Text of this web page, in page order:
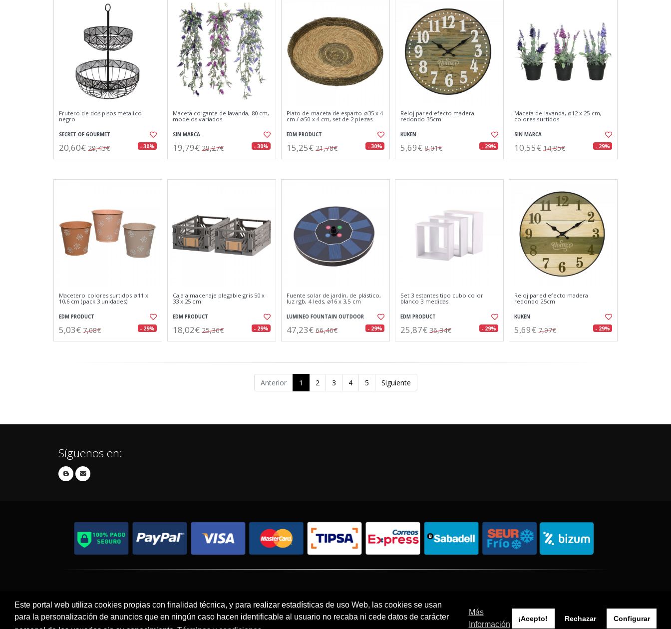
Este portal web utiliza cookies propias con finalidad técnica, y para realizar estadísticas de uso Web, las cookies se usan
para la personalización de anuncios que en ningún caso hacen identificable al usuario no recaba ni cede datos de carácter
Más
Información
¡Acepto! Rechazar Configurar
Frutero de dos pisos metalico
negro
SECRET OF GOURMET
20,60€ 29,43€ - 30%
Maceta colgante de lavanda, 80 cm,
modelos variados
SIN MARCA
19,79€ 28,27€ - 30%
Plato de maceta de esparto ø35 x 4
cm / ø50 x 4 cm, set de 2 piezas
EDM PRODUCT
15,25€ 21,78€ - 30%
Reloj pared efecto madera
redondo 35cm
KUKEN
5,69€ 8,01€ - 29%
Maceta de lavanda, ø12 x 25 cm,
colores surtidos
SIN MARCA
10,55€ 14,85€ - 29%
Macetero colores surtidos ø11 x
10,6 cm (pack 3 unidades)
EDM PRODUCT
5,03€ 7,08€ - 29%
Caja almacenaje plegable gris 50 x
33 x 25 cm
EDM PRODUCT
18,02€ 25,36€ - 29%
Fuente solar de jardín, de plástico,
luz rgb, 4 leds, ø16 x 3,5 cm
LUMINEO FOUNTAIN OUTDOOR
47,23€ 66,46€ - 29%
Set 3 estantes tipo cubo color
blanco 3 medidas
EDM PRODUCT
25,87€ 36,34€ - 29%
Reloj pared efecto madera
redondo 25cm
KUKEN
5,69€ 7,97€ - 29%
Anterior 1 2 3 4 5 Siguiente
Síguenos en:
© 2026 - Todos los derechos reservados.